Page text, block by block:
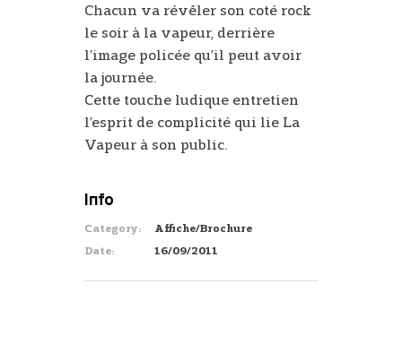
Chacun va révêler son coté rock
le soir à la vapeur, derrière
l’image policée qu’il peut avoir
la journée.
Cette touche ludique entretien
l’esprit de complicité qui lie La
Vapeur à son public.
Info
Category:
Affiche/Brochure
Date:
16/09/2011